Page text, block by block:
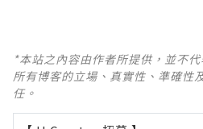
*本站之內容由作者所提供，並不
所有博客的立場、真實性、準確性
任。